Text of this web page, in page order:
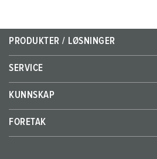
PRODUKTER / LØSNINGER
SERVICE
KUNNSKAP
FORETAK